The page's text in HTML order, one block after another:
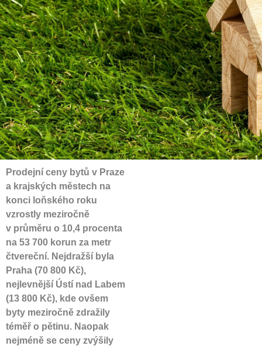
Prodejní ceny bytů v Praze
a krajských městech na
konci loňského roku
vzrostly meziročně
v průměru o 10,4 procenta
na 53 700 korun za metr
čtvereční. Nejdražší byla
Praha (70 800 Kč),
nejlevnější Ústí nad Labem
(13 800 Kč), kde ovšem
byty meziročně zdražily
téměř o pětinu. Naopak
nejméně se ceny zvýšily